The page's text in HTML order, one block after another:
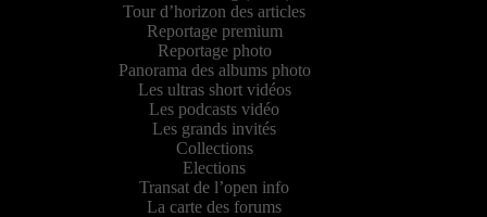
Tour d’horizon des articles
Reportage premium
Reportage photo
Panorama des albums photo
Les ultras short vidéos
Les podcasts vidéo
Les grands invités
Collections
Elections
Transat de l’open info
La carte des forums